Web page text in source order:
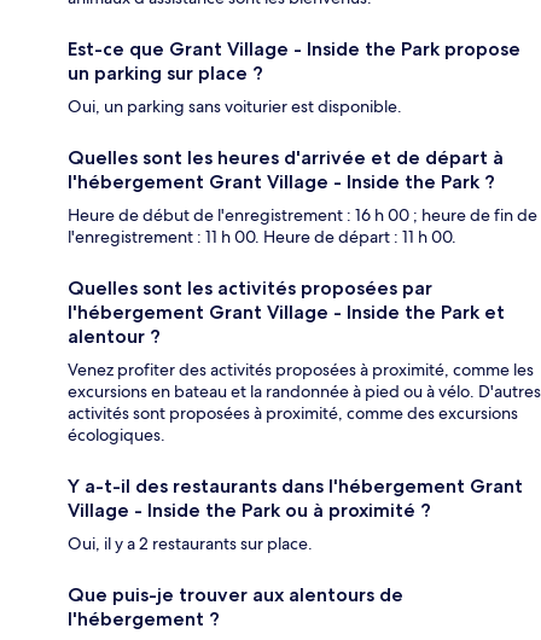
Est-ce que Grant Village - Inside the Park propose
un parking sur place ?
Oui, un parking sans voiturier est disponible.
Quelles sont les heures d'arrivée et de départ à
l'hébergement Grant Village - Inside the Park ?
Heure de début de l'enregistrement : 16 h 00 ; heure de fin de
l'enregistrement : 11 h 00. Heure de départ : 11 h 00.
Quelles sont les activités proposées par
l'hébergement Grant Village - Inside the Park et
alentour ?
Venez profiter des activités proposées à proximité, comme les
excursions en bateau et la randonnée à pied ou à vélo. D'autres
activités sont proposées à proximité, comme des excursions
écologiques.
Y a-t-il des restaurants dans l'hébergement Grant
Village - Inside the Park ou à proximité ?
Oui, il y a 2 restaurants sur place.
Que puis-je trouver aux alentours de
l'hébergement ?